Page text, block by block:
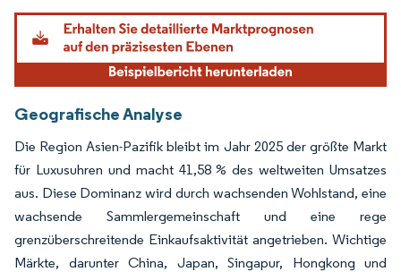
Bild © Mordor Intelligence. Wiederverwendung erfordert Namensnennung gemäß
Geografische Analyse
Die Region Asien-Pazifik bleibt im Jahr 2025 der größte Markt
für Luxusuhren und macht 41,58 % des weltweiten Umsatzes
aus. Diese Dominanz wird durch wachsenden Wohlstand, eine
wachsende Sammlergemeinschaft und eine rege
grenzüberschreitende Einkaufsaktivität angetrieben. Wichtige
Märkte, darunter China, Japan, Singapur, Hongkong und